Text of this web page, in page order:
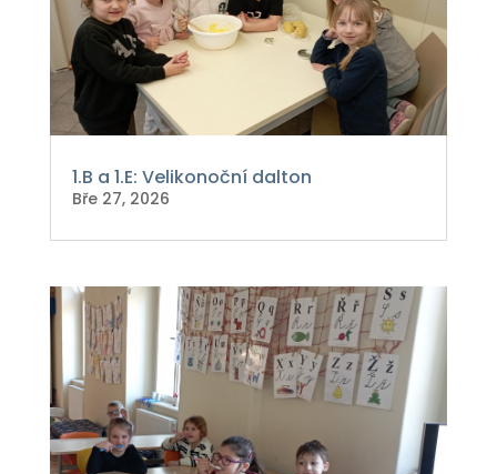
1.B a 1.E: Velikonoční dalton
Bře 27, 2026